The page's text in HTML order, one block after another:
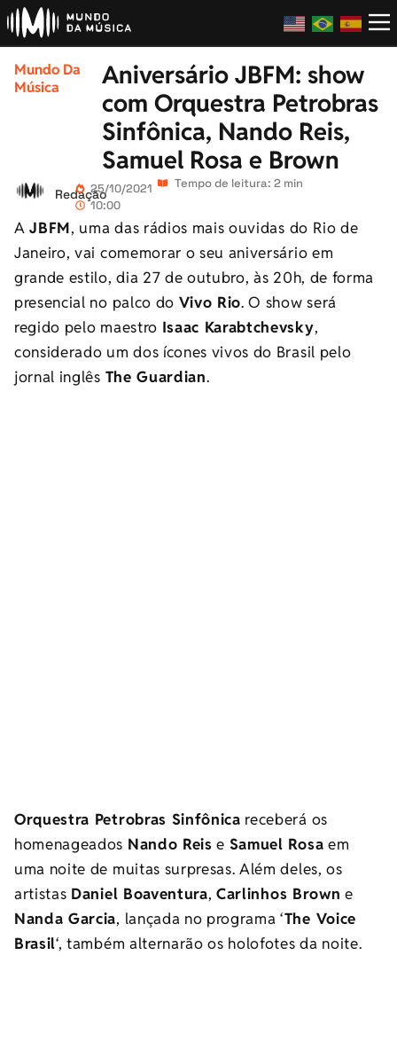
Mundo Da
Música
Aniversário JBFM: show
com Orquestra Petrobras
Sinfônica, Nando Reis,
Samuel Rosa e Brown
Redação25/10/2021
10:00
Tempo de leitura: 2 min
AJBFM, uma das rádios mais ouvidas do Rio de
Janeiro, vai comemorar o seu aniversário em
grande estilo, dia 27 de outubro, às 20h, de forma
presencial no palco do Vivo Rio. O show será
regido pelo maestro Isaac Karabtchevsky,
considerado um dos ícones vivos do Brasil pelo
jornal inglês The Guardian.
Orquestra Petrobras Sinfônica receberá os
homenageados Nando Reis e Samuel Rosa em
uma noite de muitas surpresas. Além deles, os
artistas Daniel Boaventura,Carlinhos Brown e
Nanda Garcia, lançada no programa ‘The Voice
Brasil‘, também alternarão os holofotes da noite.